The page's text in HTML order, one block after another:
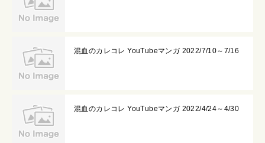
混血のカレコレ YouTubeマンガ 2022/7/10～7/16
混血のカレコレ YouTubeマンガ 2022/4/24～4/30